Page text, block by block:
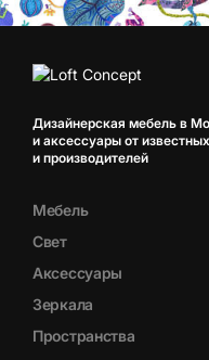
Дизайнерская мебель в
и аксессуары от
и производителей
Мебель
Свет
Аксессуары
Зеркала
Пространства